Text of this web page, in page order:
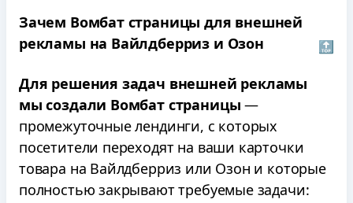
🔝
Зачем Вомбат страницы для внешней
рекламы на Вайлдберриз и Озон
Для решения задач внешней рекламы
мы создали Вомбат страницы —
промежуточные лендинги, с которых
посетители переходят на ваши карточки
товара на Вайлдберриз или Озон и которые
полностью закрывают требуемые задачи: